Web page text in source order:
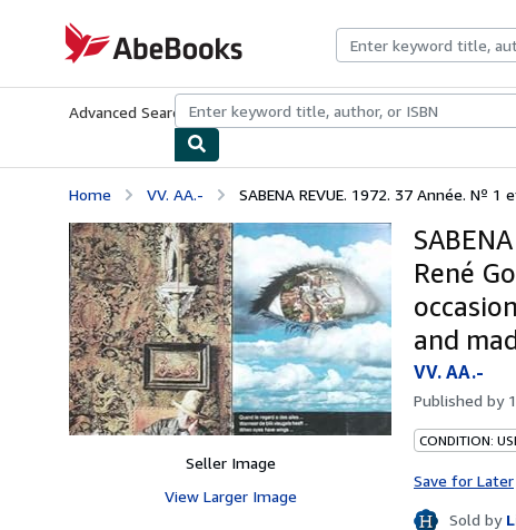
AbeBooks.com
Advanced Search Browse CollectionsRare BooksArt & Collectibles
Home VV. AA.- SABENA REVUE. 1972. 37 Année. Nº
Seller Image
View Larger Image
René
and
VV. AA.-
Published by
CONDITION:
Save for Later
Sold by